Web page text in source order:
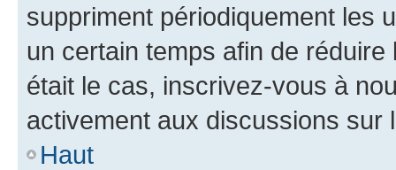
suppriment périodiquement les
un certain temps afin de
était le cas, inscrivez-vous à
activement aux discussions sur
Haut